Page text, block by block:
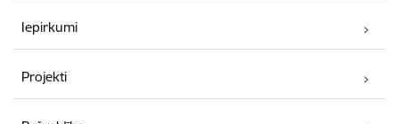
Iepirkumi
Projekti